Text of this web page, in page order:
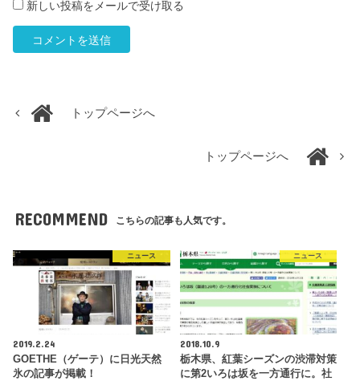
新しい投稿をメールで受け取る
トップページへ
トップページへ
RECOMMEND こちらの記事も人気です。
ニュース
2019.2.24
GOETHE（ゲーテ）に日光天然
氷の記事が掲載！
ニュース
2018.10.9
栃木県、紅葉シーズンの渋滞対策
に第2いろは坂を一方通行に。社